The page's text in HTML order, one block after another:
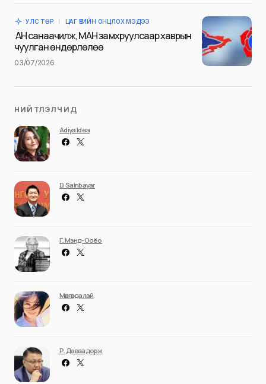
time I comment.
Илгээх
УЛС ТӨР ЦАГ ҮЕИЙН ОНЦЛОХ МЭДЭЭ
АН санаачилж, МАН замхруулсаар хаврын
чуулган өндөрлөлөө
03/07/2026
НИЙТЛЭЛЧИД
Adiya Idea
D. Sainbayar
Г. Мэнд-Ооёо
Мөнгөндалай
Р. Даваадорж